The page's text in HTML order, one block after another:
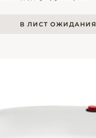
В ЛИСТ ОЖИДАНИЯ